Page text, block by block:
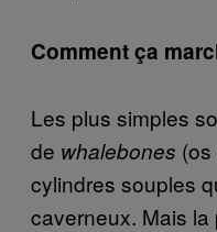
Comment ça
Les plus simples
de whalebones
cylindres souples
caverneux. Mais la